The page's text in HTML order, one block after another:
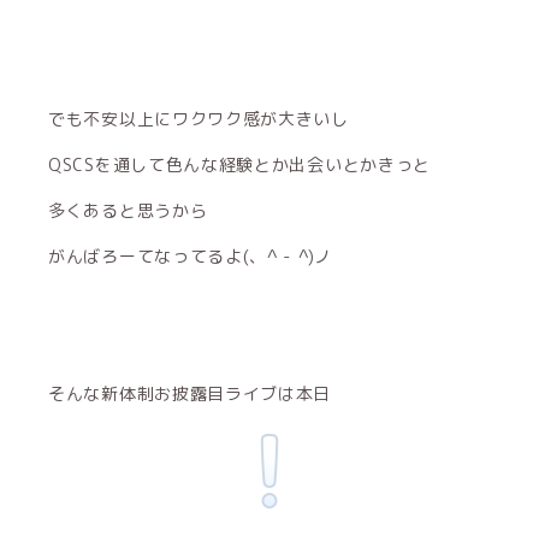
でも不安以上にワクワク感が大きいし
QSCSを通して色んな経験とか出会いとかきっと
多くあると思うから
がんばろーてなってるよ(、^ - ^)ノ
そんな新体制お披露目ライブは本日